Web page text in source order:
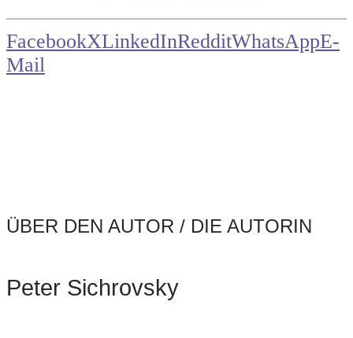
FacebookXLinkedInRedditWhatsAppE-
Mail
ÜBER DEN AUTOR / DIE AUTORIN
Peter Sichrovsky